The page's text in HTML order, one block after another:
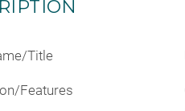
Title
Features